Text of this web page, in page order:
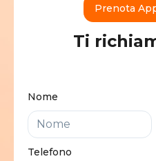
Prenota
Ti
Nome
Telefono